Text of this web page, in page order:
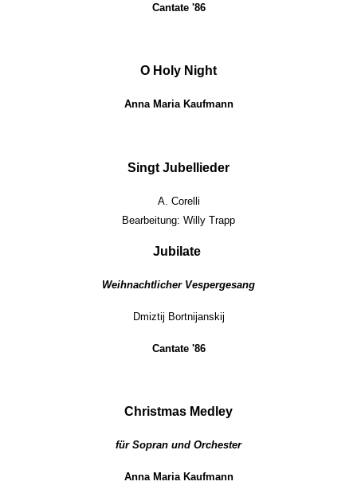
Cantate '86
O Holy Night
Anna Maria Kaufmann
Singt Jubellieder
A. Corelli
Bearbeitung: Willy Trapp
Jubilate
Weihnachtlicher Vespergesang
Dmiztij Bortnijanskij
Cantate '86
Christmas Medley
für Sopran und Orchester
Anna Maria Kaufmann